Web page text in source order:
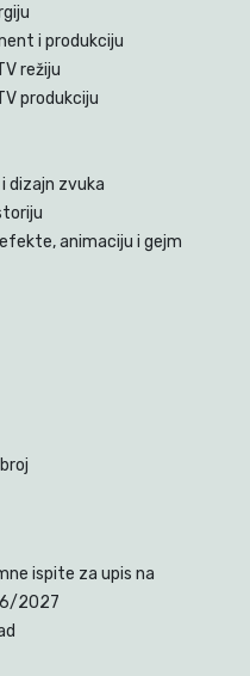
i produkciju
režiju
produkciju
dizajn zvuka
animaciju i gejm
ispite za upis na
2027